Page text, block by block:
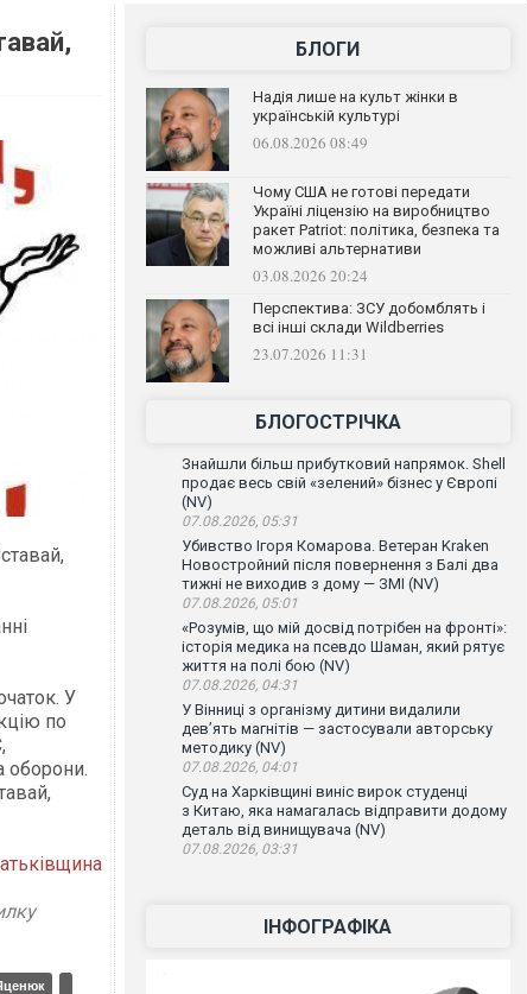
У
по
оборони.
БЛОГИ
Надія лише на культ жінки в
українській культурі
06.08.2026 08:49
Чому США не готові передати
Україні ліцензію на виробництво
ракет Patriot: політика, безпека та
можливі альтернативи
03.08.2026 20:24
Перспектива: ЗСУ добомблять і
всі інші склади Wildberries
23.07.2026 11:31
БЛОГОСТРІЧКА
Знайшли більш прибутковий напрямок. Shell
продає весь свій «зелений» бізнес у Європі
(NV)
07.08.2026, 05:31
Убивство Ігоря Комарова. Ветеран Kraken
Новостройний після повернення з Балі два
тижні не виходив з дому — ЗМІ (NV)
07.08.2026, 05:01
«Розумів, що мій досвід потрібен на фронті»:
історія медика на псевдо Шаман, який рятує
життя на полі бою (NV)
07.08.2026, 04:31
У Вінниці з організму дитини видалили
дев’ять магнітів — застосували авторську
методику (NV)
07.08.2026, 04:01
Суд на Харківщині виніс вирок студенці
з Китаю, яка намагалась відправити додому
деталь від винищувача (NV)
07.08.2026, 03:31
ІНФОГРАФІКА